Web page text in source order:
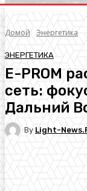
Домой Энергетика
ЭНЕРГЕТИКА
E-PROM
сеть:
Дальний
By Light-